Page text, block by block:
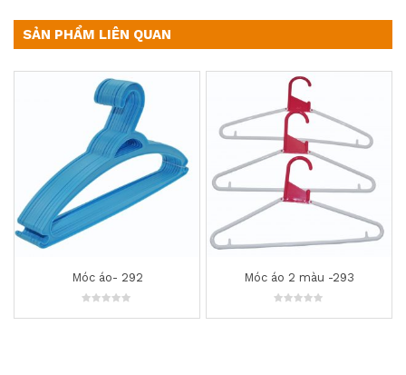
SẢN PHẨM LIÊN QUAN
Móc áo- 292 Móc áo 2 màu -293